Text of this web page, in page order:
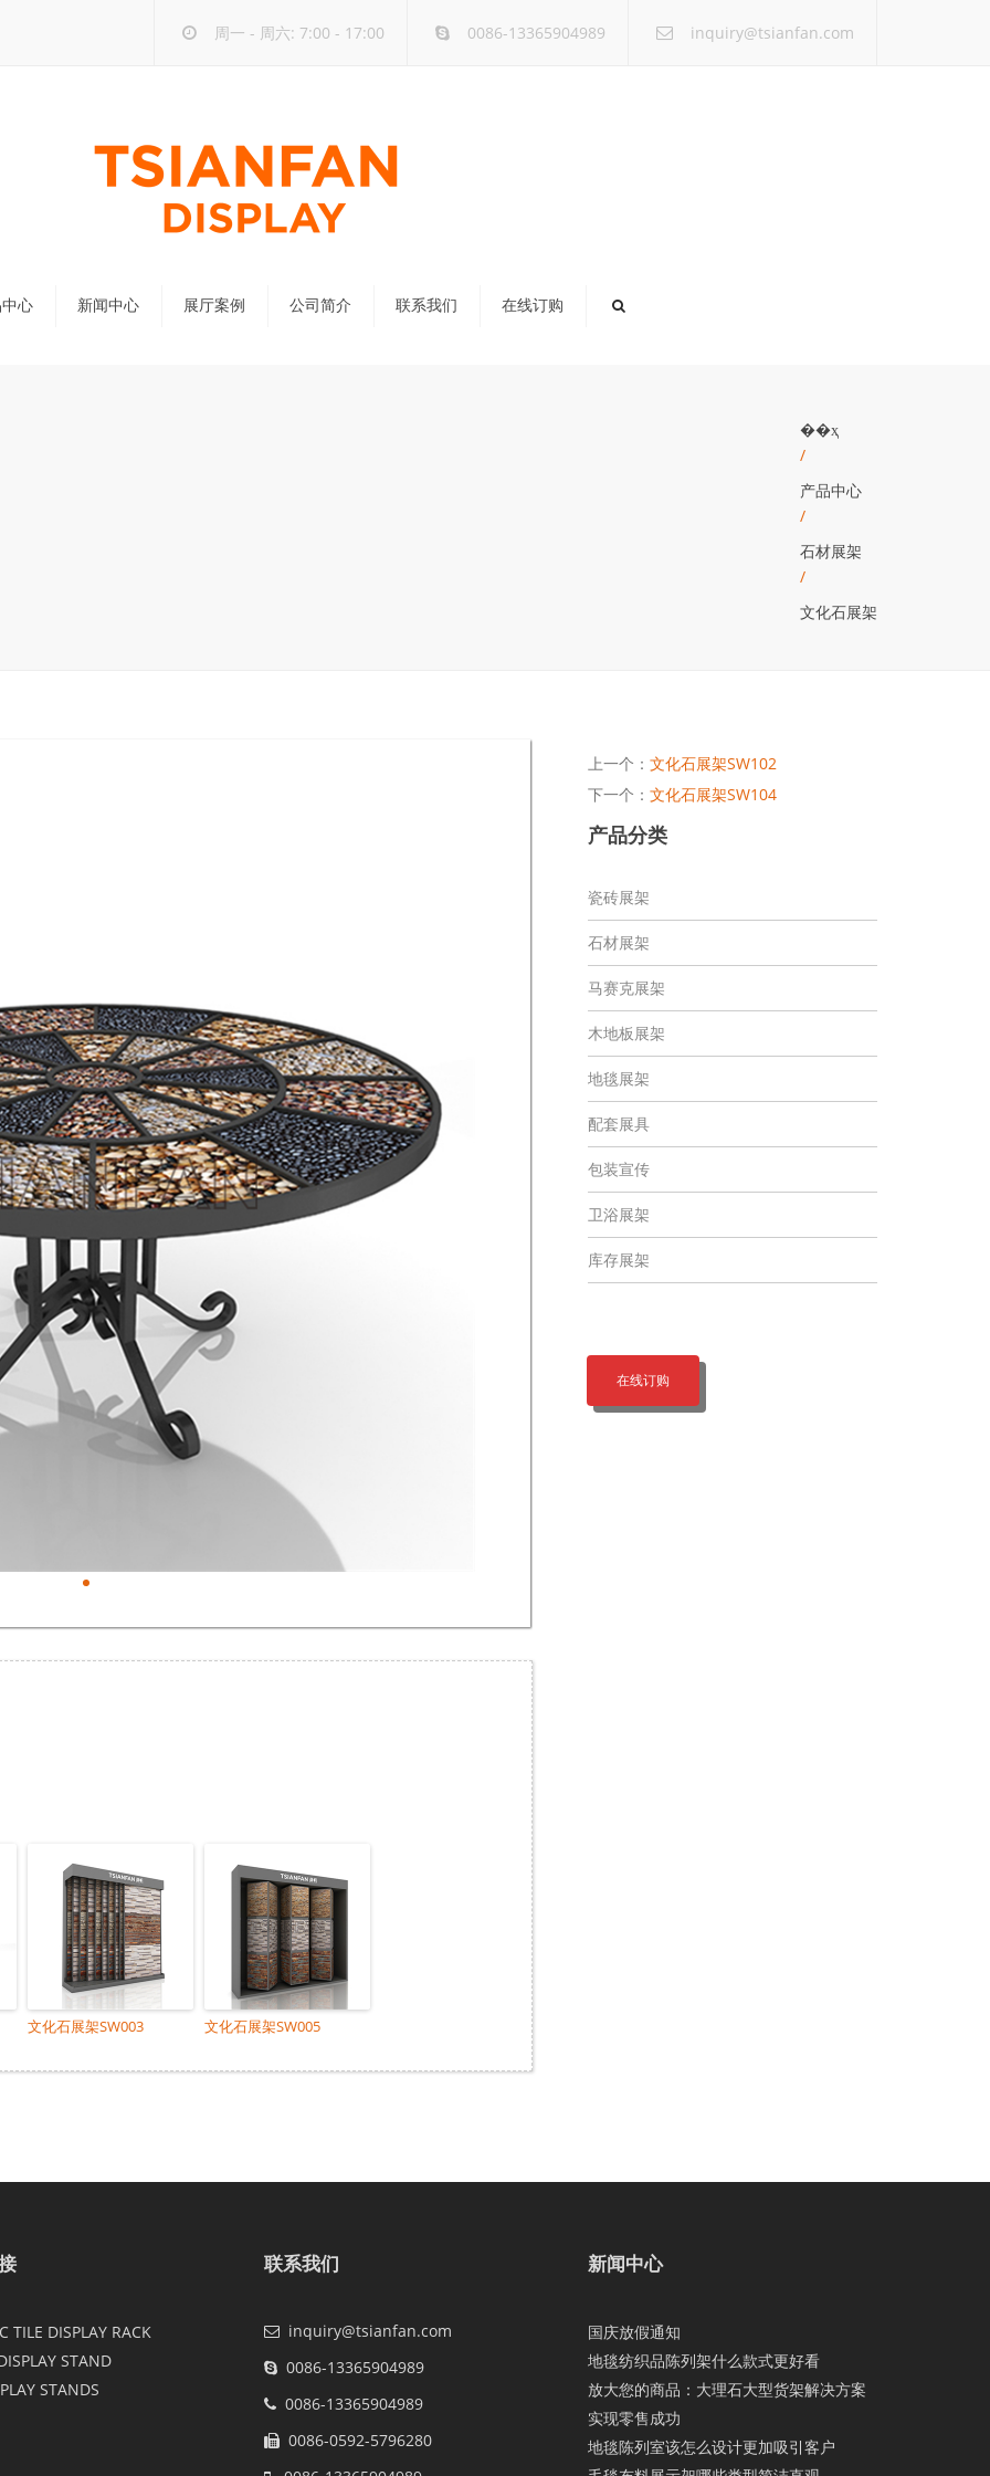
周一 - 周六: 7:00 - 17:00 0086-13365904989 inquiry@tsianfan.com
心 新闻中心 展厅案例 公司简介 联系我们 在线订购
��ҳ
/
产品中心
/
石材展架
/
文化石展架
文化石展架SW003 文化石展架SW005
上一个： 文化石展架SW102
下一个： 文化石展架SW104
产品分类
瓷砖展架
石材展架
马赛克展架
木地板展架
地毯展架
配套展具
包装宣传
卫浴展架
库存展架
在线订购
TILE DISPLAY RACK
STAND
STANDS
联系我们
inquiry@tsianfan.com
0086-13365904989
0086-13365904989
0086-0592-5796280
新闻中心
国庆放假通知
地毯纺织品陈列架什么款式更好看
放大您的商品：大理石大型货架解决方案
实现零售成功
地毯陈列室该怎么设计更加吸引客户